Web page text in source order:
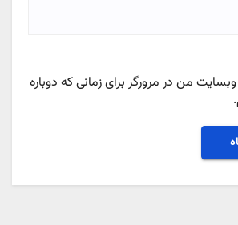
من در مرورگر برای زمانی که دوباره